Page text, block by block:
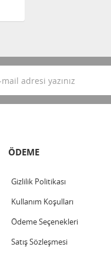
ÖDEME
Gizlilik Politikası
Kullanım Koşulları
Ödeme Seçenekleri
Satış Sözleşmesi